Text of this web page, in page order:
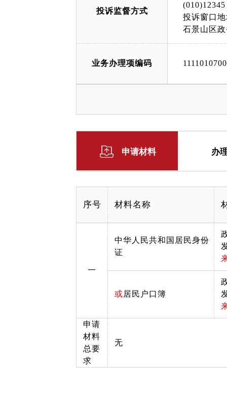
投诉监督方式
(010)12345
投诉窗口
石景山区
业务办理项编码
申请材料 办
序号 材料名称
一
中华人民共和国居民身份
证
或居民户口簿
申请
材料
总要
求
无